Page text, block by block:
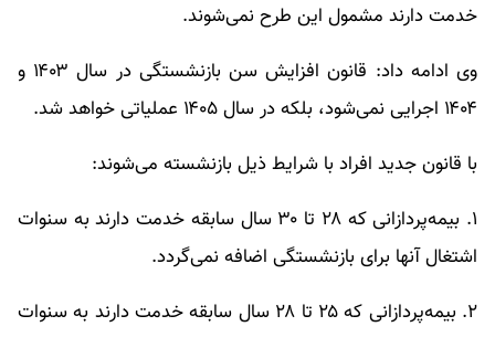
خدمت دارند مشمول این طرح نمی‌شوند.
وی ادامه داد: قانون افزایش سن بازنشستگی در سال ۱۴۰۳ و
۱۴۰۴ اجرایی نمی‌شود، بلکه در سال ۱۴۰۵ عملیاتی خواهد شد.
با قانون جدید افراد با شرایط ذیل بازنشسته می‌شوند:
۱. بیمه‌پردازانی که ۲۸ تا ۳۰ سال سابقه خدمت دارند به سنوات
اشتغال آنها برای بازنشستگی اضافه نمی‌گردد.
۲. بیمه‌پردازانی که ۲۵ تا ۲۸ سال سابقه خدمت دارند به سنوات